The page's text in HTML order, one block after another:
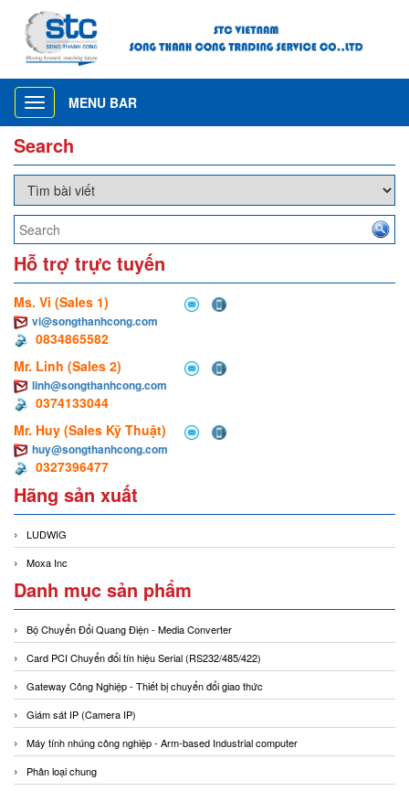
Toggle
navigation
MENU BAR
Search
Hỗ trợ trực tuyến
Ms. Vi (Sales 1)
vi@songthanhcong.com
0834865582
Mr. Linh (Sales 2)
linh@songthanhcong.com
0374133044
Mr. Huy (Sales Kỹ Thuật)
huy@songthanhcong.com
0327396477
Hãng sản xuất
LUDWIG
Moxa Inc
Danh mục sản phẩm
Bộ Chuyển Đổi Quang Điện - Media Converter
Card PCI Chuyển đổi tín hiệu Serial (RS232/485/422)
Gateway Công Nghiệp - Thiết bị chuyển đổi giao thức
Giám sát IP (Camera IP)
Máy tính nhúng công nghiệp - Arm-based Industrial computer
Phân loại chung